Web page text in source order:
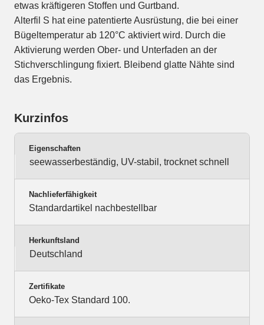
etwas kräftigeren Stoffen und Gurtband.
Alterfil S hat eine patentierte Ausrüstung, die bei einer
Bügeltemperatur ab 120°C aktiviert wird. Durch die
Aktivierung werden Ober- und Unterfaden an der
Stichverschlingung fixiert. Bleibend glatte Nähte sind
das Ergebnis.
Kurzinfos
Eigenschaften
seewasserbeständig, UV-stabil, trocknet schnell
Nachlieferfähigkeit
Standardartikel nachbestellbar
Herkunftsland
Deutschland
Zertifikate
Oeko-Tex Standard 100.